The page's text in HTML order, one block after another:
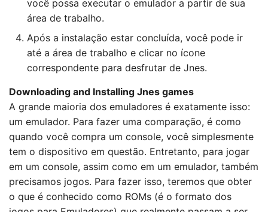
você possa executar o emulador a partir de sua
área de trabalho.
Após a instalação estar concluída, você pode ir
até a área de trabalho e clicar no ícone
correspondente para desfrutar de Jnes.
Downloading and Installing Jnes games
A grande maioria dos emuladores é exatamente isso:
um emulador. Para fazer uma comparação, é como
quando você compra um console, você simplesmente
tem o dispositivo em questão. Entretanto, para jogar
em um console, assim como em um emulador, também
precisamos jogos. Para fazer isso, teremos que obter
o que é conhecido como ROMs (é o formato dos